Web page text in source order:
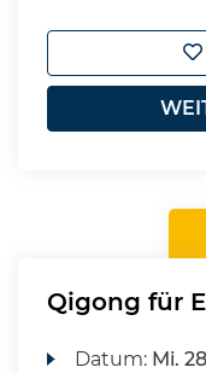
Qigong für
Datum: Mi.